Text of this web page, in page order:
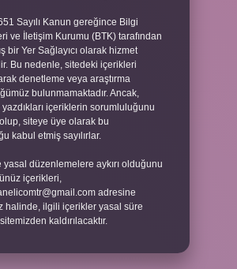
Sayılı Kanun gereğince Bilgi
ve İletişim Kurumu (BTK) tarafından
bir Yer Sağlayıcı olarak hizmet
Bu nedenle, sitedeki içerikleri
denetleme veya araştırma
bulunmamaktadır. Ancak,
içeriklerin sorumluluğunu
siteye üye olarak bu
kabul etmiş sayılırlar.
yasal düzenlemelere aykırı olduğunu
içerikleri,
adresine
halinde, ilgili içerikler yasal süre
kaldırılacaktır.